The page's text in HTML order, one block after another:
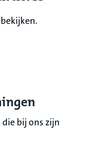
bij ons zijn